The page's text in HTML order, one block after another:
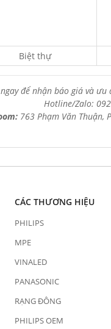
Biệt thự
ngay để nhận báo giá và
Hotline/Zalo:
763 Phạm Văn Thuận,
CÁC THƯƠNG HIỆU
PHILIPS
MPE
VINALED
PANASONIC
RẠNG ĐÔNG
PHILIPS OEM